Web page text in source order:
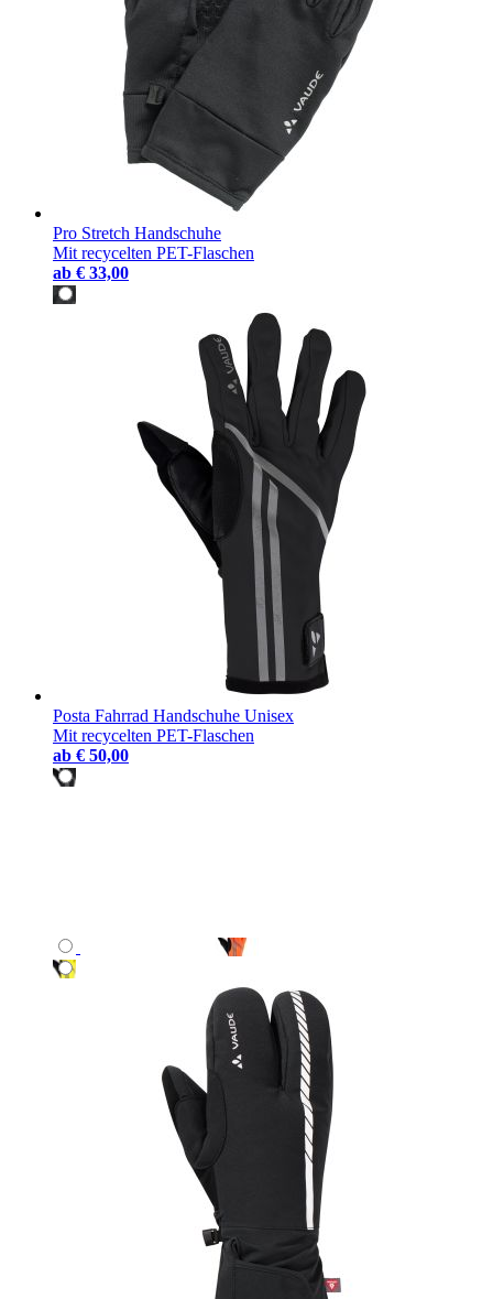
Pro Stretch Handschuhe
Mit recycelten PET-Flaschen
ab € 33,00
Posta Fahrrad Handschuhe Unisex
Mit recycelten PET-Flaschen
ab € 50,00